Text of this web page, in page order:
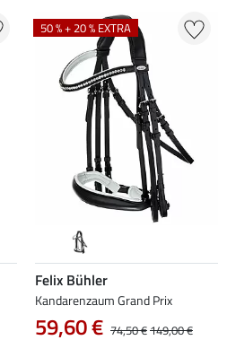
50 % + 20 % EXTRA
Felix Bühler
Kandarenzaum Grand Prix
59,60 € 74,50 €149,00 €